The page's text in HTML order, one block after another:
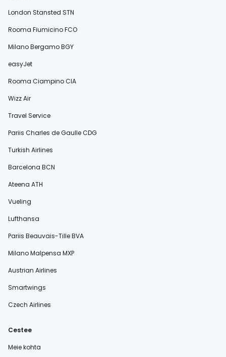
London Stansted STN
Rooma Fiumicino FCO
Milano Bergamo BGY
easyJet
Rooma Ciampino CIA
Wizz Air
Travel Service
Pariis Charles de Gaulle CDG
Turkish Airlines
Barcelona BCN
Ateena ATH
Vueling
Lufthansa
Pariis Beauvais-Tille BVA
Milano Malpensa MXP
Austrian Airlines
Smartwings
Czech Airlines
Cestee
Meie kohta